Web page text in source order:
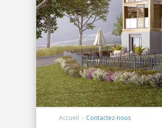
Accueil Contactez-nous